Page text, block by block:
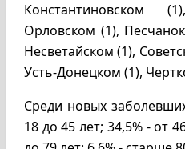
Константиновском
Орловском (1),
Несветайском (1),
Усть-Донецком (1),
Среди новых
18 до 45 лет; 34,5% - от